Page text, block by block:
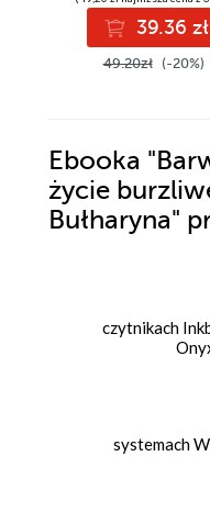
39.36 zł
49.20zł (-20%)
Ebooka
życie
Bułharyna"
czytnikach
systemach